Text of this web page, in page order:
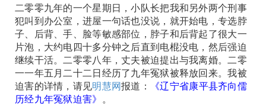
二零零九年的一个星期日，小队长把我和另外两个刑事
犯叫到办公室，进屋一句话也没说，就开始电，专选脖
子、后背、手、脸等敏感部位，脖子和后背起了很大一
片泡，大约电四十多分钟之后直到电棍没电，然后强迫
继续干活。二零零八年，丈夫被迫提出与我离婚。二零
一一年五月二十二日经历了九年冤狱被释放回来。我被
迫害的详情，请见明慧网报道：
《辽宁省康平县齐向儒
历经九年冤狱迫害》 。